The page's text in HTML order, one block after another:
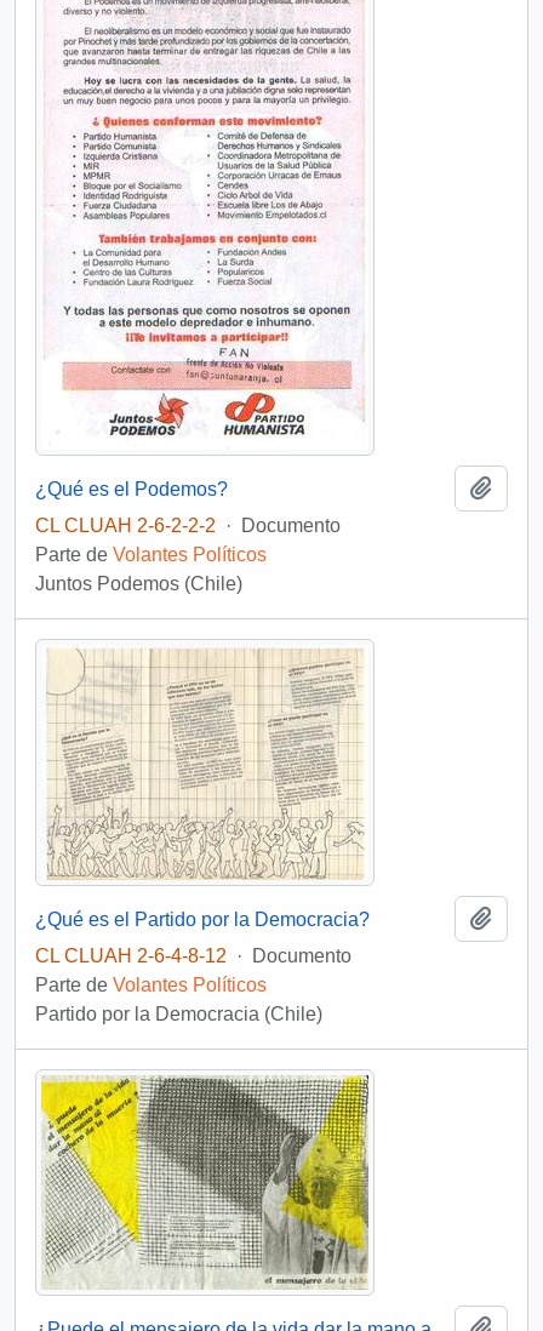
¿Qué es el Podemos?
CL CLUAH 2-6-2-2-2
·
Documento
Parte de Volantes Políticos
Juntos Podemos (Chile)
¿Qué es el Partido por la Democracia?
CL CLUAH 2-6-4-8-12
·
Documento
Parte de Volantes Políticos
Partido por la Democracia (Chile)